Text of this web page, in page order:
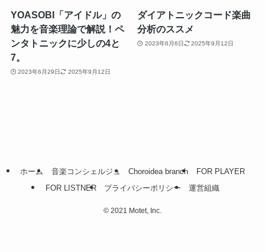
YOASOBI「アイドル」の
魅力を音楽理論で解説！ペ
ンタトニックに少しの4と
7。
2023年6月29日 2025年9月12日
ダイアトニックコード楽曲
分析のススメ
2023年6月6日 2025年9月12日
ホーム 音楽コンシェルジュ Choroidea branch
FOR PLAYER
FOR LISTNER
プライバシーポリシー 運営組織
© 2021 Motet, Inc.